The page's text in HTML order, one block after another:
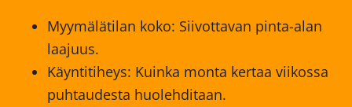
Myymälätilan koko: Siivottavan pinta-alan
laajuus.
Käyntitiheys: Kuinka monta kertaa viikossa
puhtaudesta huolehditaan.